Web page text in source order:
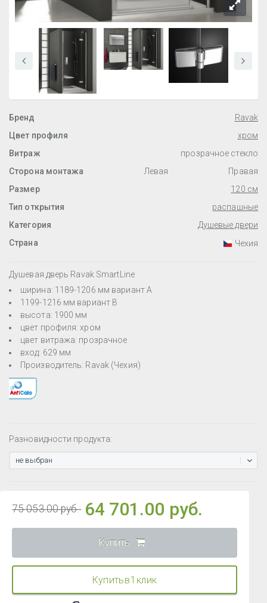
Бренд
Ravak
Цвет профиля
хром
Витраж
прозрачное стекло
Сторона монтажа
Левая
Правая
Размер
120 см
Тип открытия
распашные
Категория
Душевые двери
Страна
Чехия
Душевая дверь Ravak SmartLine
ширина: 1189-1206 мм вариант А
1199-1216 мм вариант В
высота: 1900 мм
цвет профиля: хром
цвет витража: прозрачное
вход: 629 мм
Производитель: Ravak (Чехия)
Разновидности продукта:
не выбран
75 053.00 руб. 64 701.00 руб.
Купить
Купить в 1 клик